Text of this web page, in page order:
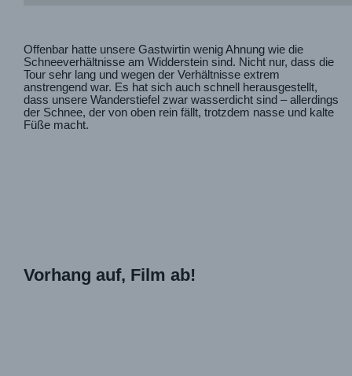
Offenbar hatte unsere Gastwirtin wenig Ahnung wie die
Schneeverhältnisse am Widderstein sind. Nicht nur, dass die
Tour sehr lang und wegen der Verhältnisse extrem
anstrengend war. Es hat sich auch schnell herausgestellt,
dass unsere Wanderstiefel zwar wasserdicht sind – allerdings
der Schnee, der von oben rein fällt, trotzdem nasse und kalte
Füße macht.
Vorhang auf, Film ab!